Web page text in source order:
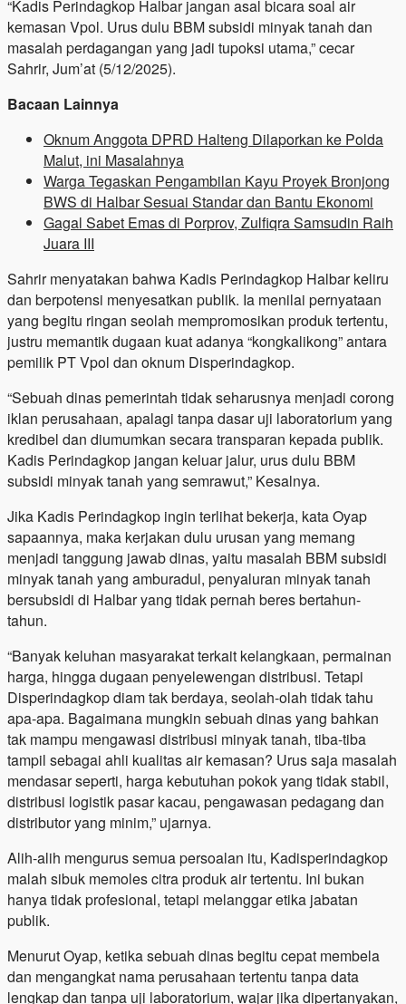
“Kadis Perindagkop Halbar jangan asal bicara soal air
kemasan Vpol. Urus dulu BBM subsidi minyak tanah dan
masalah perdagangan yang jadi tupoksi utama,” cecar
Sahrir, Jum’at (5/12/2025).
Bacaan Lainnya
Oknum Anggota DPRD Halteng Dilaporkan ke Polda
Malut, ini Masalahnya
Warga Tegaskan Pengambilan Kayu Proyek Bronjong
BWS di Halbar Sesuai Standar dan Bantu Ekonomi
Gagal Sabet Emas di Porprov, Zulfiqra Samsudin Raih
Juara III
Sahrir menyatakan bahwa Kadis Perindagkop Halbar keliru
dan berpotensi menyesatkan publik. Ia menilai pernyataan
yang begitu ringan seolah mempromosikan produk tertentu,
justru memantik dugaan kuat adanya “kongkalikong” antara
pemilik PT Vpol dan oknum Disperindagkop.
“Sebuah dinas pemerintah tidak seharusnya menjadi corong
iklan perusahaan, apalagi tanpa dasar uji laboratorium yang
kredibel dan diumumkan secara transparan kepada publik.
Kadis Perindagkop jangan keluar jalur, urus dulu BBM
subsidi minyak tanah yang semrawut,” Kesalnya.
Jika Kadis Perindagkop ingin terlihat bekerja, kata Oyap
sapaannya, maka kerjakan dulu urusan yang memang
menjadi tanggung jawab dinas, yaitu masalah BBM subsidi
minyak tanah yang amburadul, penyaluran minyak tanah
bersubsidi di Halbar yang tidak pernah beres bertahun-
tahun.
“Banyak keluhan masyarakat terkait kelangkaan, permainan
harga, hingga dugaan penyelewengan distribusi. Tetapi
Disperindagkop diam tak berdaya, seolah-olah tidak tahu
apa-apa. Bagaimana mungkin sebuah dinas yang bahkan
tak mampu mengawasi distribusi minyak tanah, tiba-tiba
tampil sebagai ahli kualitas air kemasan? Urus saja masalah
mendasar seperti, harga kebutuhan pokok yang tidak stabil,
distribusi logistik pasar kacau, pengawasan pedagang dan
distributor yang minim,” ujarnya.
Alih-alih mengurus semua persoalan itu, Kadisperindagkop
malah sibuk memoles citra produk air tertentu. Ini bukan
hanya tidak profesional, tetapi melanggar etika jabatan
publik.
Menurut Oyap, ketika sebuah dinas begitu cepat membela
dan mengangkat nama perusahaan tertentu tanpa data
lengkap dan tanpa uji laboratorium, wajar jika dipertanyakan,